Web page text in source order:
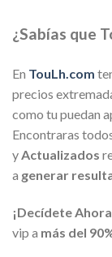
¿Sabías que
En TouLh.com
precios
como tu puedan
Encontraras
yActualizados
a generar
¡Decídete
vip a más del